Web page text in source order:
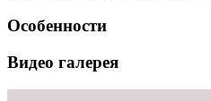
Особенности
Видео галерея